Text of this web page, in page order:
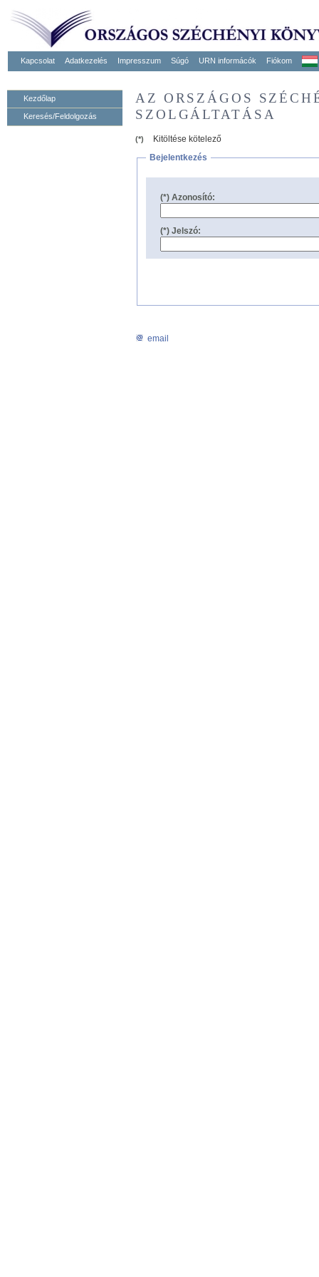
Kapcsolat Adatkezelés Impresszum Súgó URN informácók Fiókom
Kezdőlap
Keresés/Feldolgozás
AZ ORSZÁGOS
SZOLGÁLTATÁSA
(*)
Kitöltése kötelező
Bejelentkezés
(*) Azonosító:
(*) Jelszó:
email